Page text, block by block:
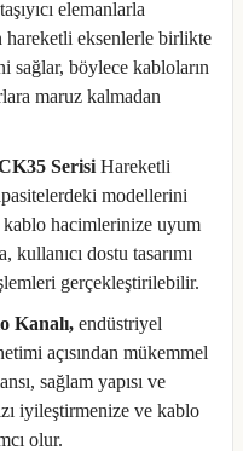
elemanlarla
hareketli eksenlerle birlikte
sağlar, böylece kabloların
maruz kalmadan
Serisi Hareketli
modellerini
kablo hacimlerinize uyum
dostu tasarımı
gerçekleştirilebilir.
Kanalı, endüstriyel
açısından mükemmel
sağlam yapısı ve
iyileştirmenize ve kablo
olur.